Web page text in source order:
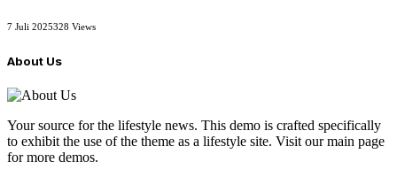
7 Juli 2025328 Views
About Us
Your source for the lifestyle news. This demo is crafted specifically
to exhibit the use of the theme as a lifestyle site. Visit our main page
for more demos.